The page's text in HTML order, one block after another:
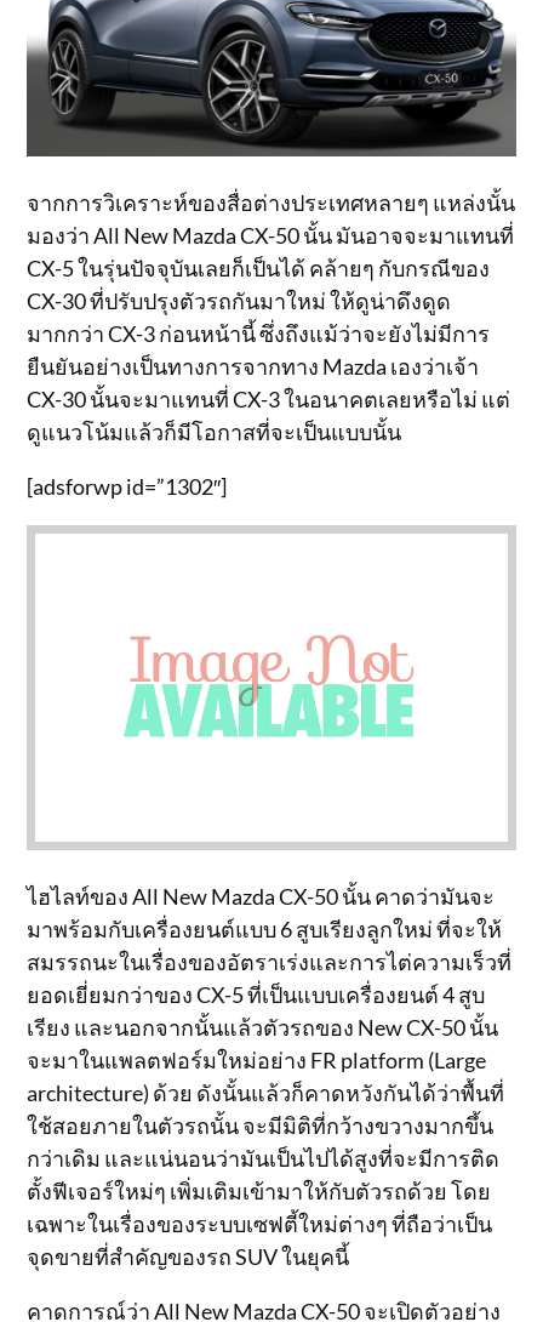
จากการวิเคราะห์ของสื่อต่างประเทศหลายๆ แหล่งนั้น
มองว่า All New Mazda CX-50 นั้น มันอาจจะมาแทนที่
CX-5 ในรุ่นปัจจุบันเลยก็เป็นได้ คล้ายๆ กับกรณีของ
CX-30 ที่ปรับปรุงตัวรถกันมาใหม่ ให้ดูน่าดึงดูด
มากกว่า CX-3 ก่อนหน้านี้ ซึ่งถึงแม้ว่าจะยังไม่มีการ
ยืนยันอย่างเป็นทางการจากทาง Mazda เองว่าเจ้า
CX-30 นั้นจะมาแทนที่ CX-3 ในอนาคตเลยหรือไม่ แต่
ดูแนวโน้มแล้วก็มีโอกาสที่จะเป็นแบบนั้น
[adsforwp id=”1302″]
ไฮไลท์ของ All New Mazda CX-50 นั้น คาดว่ามันจะ
มาพร้อมกับเครื่องยนต์แบบ 6 สูบเรียงลูกใหม่ ที่จะให้
สมรรถนะในเรื่องของอัตราเร่งและการไต่ความเร็วที่
ยอดเยี่ยมกว่าของ CX-5 ที่เป็นแบบเครื่องยนต์ 4 สูบ
เรียง และนอกจากนั้นแล้วตัวรถของ New CX-50 นั้น
จะมาในแพลตฟอร์มใหม่อย่าง FR platform (Large
architecture) ด้วย ดังนั้นแล้วก็คาดหวังกันได้ว่าพื้นที่
ใช้สอยภายในตัวรถนั้น จะมีมิติที่กว้างขวางมากขึ้น
กว่าเดิม และแน่นอนว่ามันเป็นไปได้สูงที่จะมีการติด
ตั้งฟีเจอร์ใหม่ๆ เพิ่มเติมเข้ามาให้กับตัวรถด้วย โดย
เฉพาะในเรื่องของระบบเซฟตี้ใหม่ต่างๆ ที่ถือว่าเป็น
จุดขายที่สำคัญของรถ SUV ในยุคนี้
คาดการณ์ว่า All New Mazda CX-50 จะเปิดตัวอย่าง